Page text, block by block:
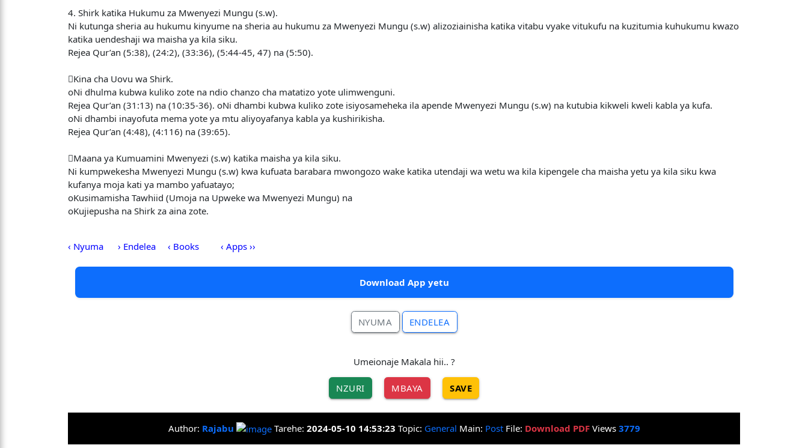
4. Shirk katika Hukumu za Mwenyezi Mungu (s.w).
Ni kutunga sheria au hukumu kinyume na sheria au hukumu za Mwenyezi Mungu (s.w) alizoziainisha katika vitabu vyake vitukufu na kuzitumia kuhukumu kwazo
katika uendeshaji wa maisha ya kila siku.
Rejea Qur’an (5:38), (24:2), (33:36), (5:44-45, 47) na (5:50).
Kina cha Uovu wa Shirk.
oNi dhulma kubwa kuliko zote na ndio chanzo cha matatizo yote ulimwenguni.
Rejea Qur’an (31:13) na (10:35-36). oNi dhambi kubwa kuliko zote isiyosameheka ila apende Mwenyezi Mungu (s.w) na kutubia kikweli kweli kabla ya kufa.
oNi dhambi inayofuta mema yote ya mtu aliyoyafanya kabla ya kushirikisha.
Rejea Qur’an (4:48), (4:116) na (39:65).
Maana ya Kumuamini Mwenyezi (s.w) katika maisha ya kila siku.
Ni kumpwekesha Mwenyezi Mungu (s.w) kwa kufuata barabara mwongozo wake katika utendaji wa wetu wa kila kipengele cha maisha yetu ya kila siku kwa
kufanya moja kati ya mambo yafuatayo;
oKusimamisha Tawhiid (Umoja na Upweke wa Mwenyezi Mungu) na
oKujiepusha na Shirk za aina zote.
‹ Nyuma › Endelea ‹ Books ‹ Apps ››
Download App yetu
NYUMA ENDELEA
Umeionaje Makala hii.. ?
NZURI MBAYA SAVE
Author: Rajabu Tarehe: 2024-05-10 14:53:23 Topic: General Main: PostFile: Download PDFViews 3779